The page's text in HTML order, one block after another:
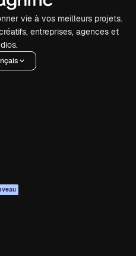
vie à vos meilleurs projets.
entreprises, agences et